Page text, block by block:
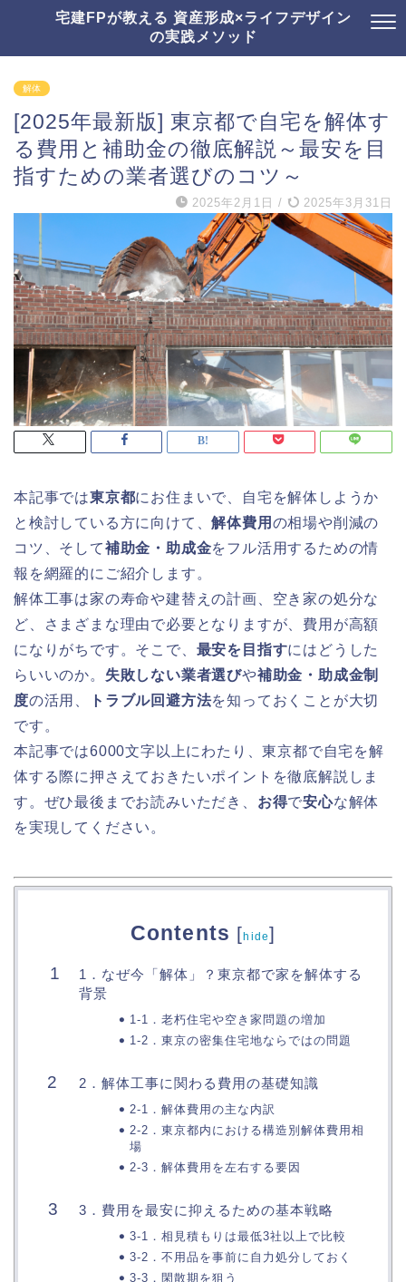
宅建FPが教える 資産形成×ライフデザイン
の実践メソッド
解体
[2025年最新版] 東京都で自宅を解体す
る費用と補助金の徹底解説～最安を目
指すための業者選びのコツ～
2025年2月1日 / 2025年3月31日
本記事では東京都にお住まいで、自宅を解体しようか
と検討している方に向けて、解体費用 の相場や削減の
コツ、そして補助金・助成金をフル活用するための情
報を網羅的にご紹介します。
解体工事は家の寿命や建替えの計画、空き家の処分な
ど、さまざまな理由で必要となりますが、費用が高額
になりがちです。そこで、 最安を目指すにはどうした
らいいのか。 失敗しない業者選びや補助金・助成金制
度の活用、 トラブル回避方法を知っておくことが大切
です。
本記事では6000文字以上にわたり、東京都で自宅を解
体する際に押さえておきたいポイントを徹底解説しま
す。ぜひ最後までお読みいただき、 お得で安心な解体
を実現してください。
Contents [hide]
1．なぜ今「解体」？東京都で家を解体する
背景
1-1．老朽住宅や空き家問題の増加
1-2．東京の密集住宅地ならではの問題
2．解体工事に関わる費用の基礎知識
2-1．解体費用の主な内訳
2-2．東京都内における構造別解体費用相
場
2-3．解体費用を左右する要因
3．費用を最安に抑えるための基本戦略
3-1．相見積もりは最低3社以上で比較
3-2．不用品を事前に自力処分しておく
3-3．閑散期を狙う